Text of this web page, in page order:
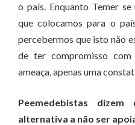
o país. Enquanto Temer
que colocamos para o
percebermos que isto não
de ter compromisso
ameaça, apenas uma
Peemedebistas
alternativa a não ser